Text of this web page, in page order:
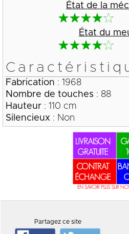
État de la
État du
Fabrication : 1968
Nombre de touches : 88
Hauteur: 110 cm
Silencieux : Non
Partagez ce site